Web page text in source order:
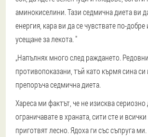
аминокиселини. Тази седмична диета ви
енергия, кара ви да се чувствате по-добре
усещане за лекота. "
„Напълнях много след раждането.
противопоказани, тъй като кърмя сина си
препоръча седмична диета.
Хареса ми фактът, че не изисква сериозно
ограничавате в храната, сити сте и всички
приготвят лесно. Ядоха ги със съпруга ми.